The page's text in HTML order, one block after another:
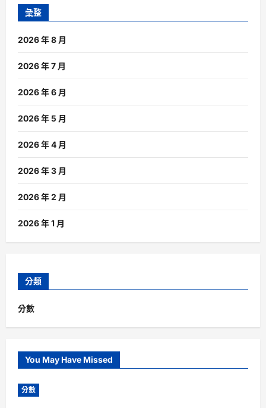
彙整
2026 年 8 月
2026 年 7 月
2026 年 6 月
2026 年 5 月
2026 年 4 月
2026 年 3 月
2026 年 2 月
2026 年 1 月
分類
分數
You May Have Missed
分數